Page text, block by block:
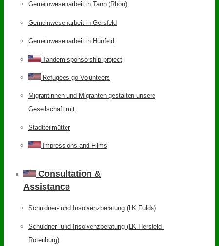
Gemeinwesenarbeit in Tann (Rhön)
Gemeinwesenarbeit in Gersfeld
Gemeinwesenarbeit in Hünfeld
Tandem-sponsorship project
Refugees go Volunteers
Migrantinnen und Migranten gestalten unsere
Gesellschaft mit
Stadtteilmütter
Impressions and Films
Consultation &
Assistance
Schuldner- und Insolvenzberatung (LK Fulda)
Schuldner- und Insolvenzberatung (LK Hersfeld-
Rotenburg)